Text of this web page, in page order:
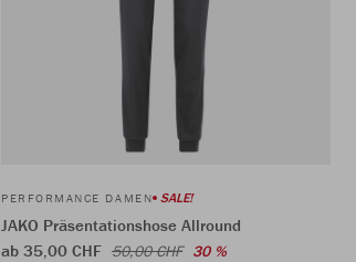
PERFORMANCE DAMEN SALE!
JAKO Präsentationshose Allround
ab 35,00 CHF 50,00 CHF 30 %